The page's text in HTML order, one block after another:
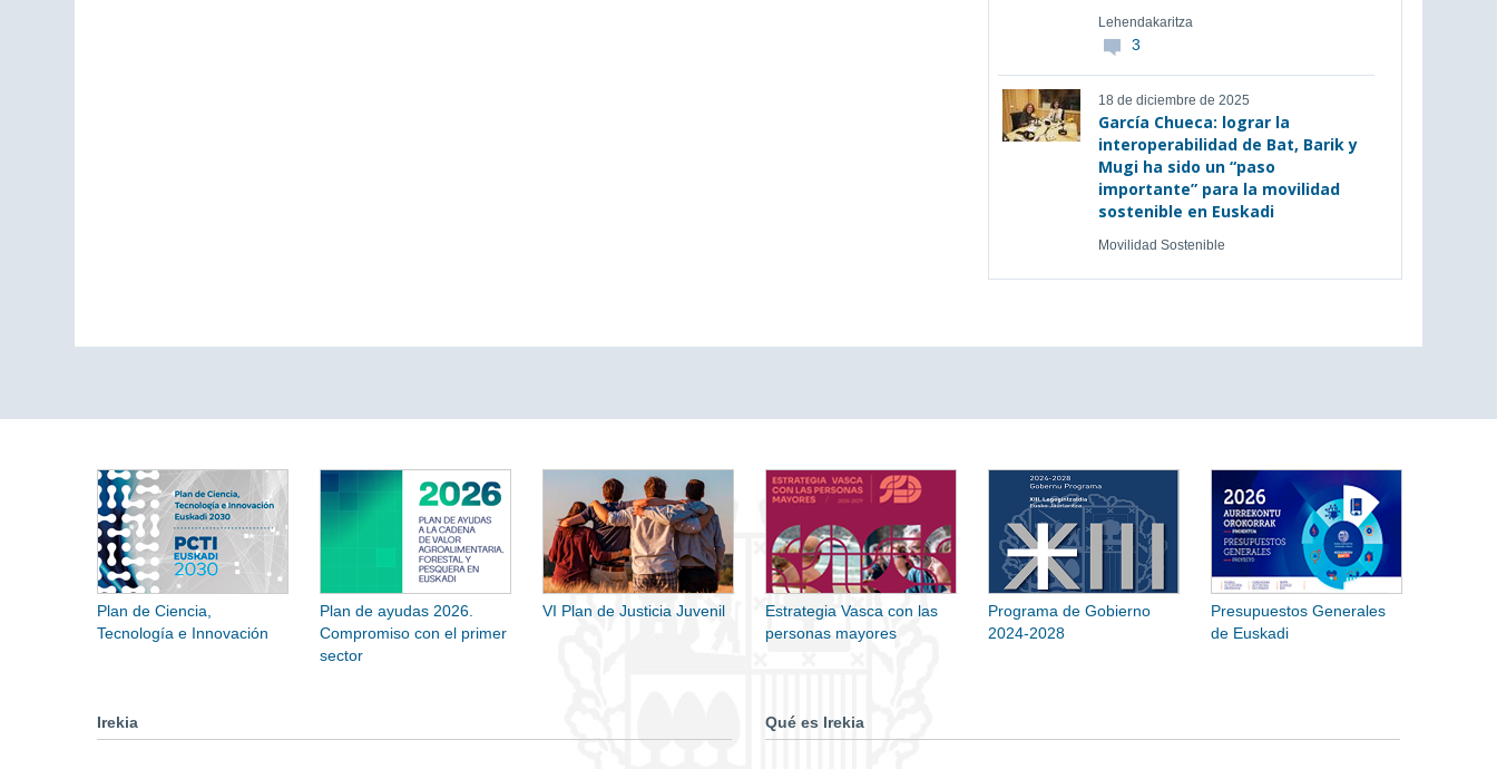
Lehendakaritza
3
18 de diciembre de 2025
García Chueca: lograr la
interoperabilidad de Bat, Barik y
Mugi ha sido un “paso
importante” para la movilidad
sostenible en Euskadi
Movilidad Sostenible
Plan de Ciencia,
Tecnología e Innovación
Plan de ayudas 2026.
Compromiso con el primer
sector
VI Plan de Justicia Juvenil
Estrategia Vasca con las
personas mayores
Programa de Gobierno
2024-2028
Presupuestos Generales
de Euskadi
Irekia Qué es Irekia